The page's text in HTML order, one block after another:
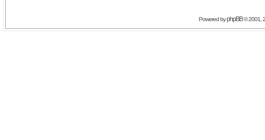
Powered byphpBB© 2001,